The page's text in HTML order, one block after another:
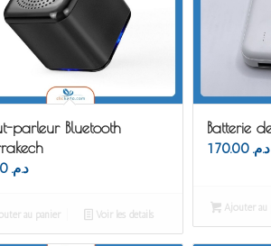
parleur Bluetooth
د.م. 60.00
au panier Voir les détails
Batterie
د.م. 170.00
Ajouter au